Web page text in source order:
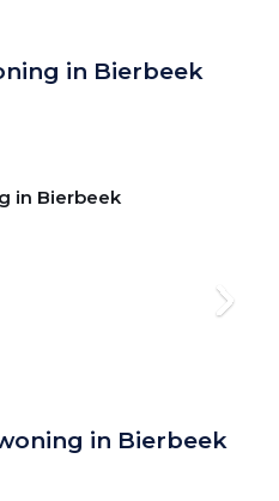
in Bierbeek
in Bierbeek